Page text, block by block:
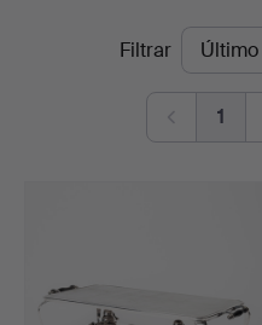
KolonnFiltrar
1